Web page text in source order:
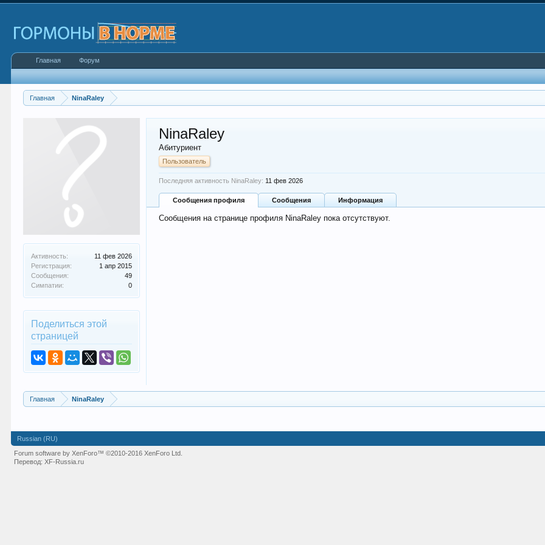
Главная NinaRaley
Активность:
11 фев 2026
Регистрация:
1 апр 2015
Сообщения:
49
Симпатии:
0
Поделиться этой
страницей
NinaRaley
Абитуриент
Пользователь
Последняя активность NinaRaley: 11 фев 2026
Сообщения профиля Сообщения Информация
Сообщения на странице профиля NinaRaley пока отсутствуют.
Главная NinaRaley
Главная Форум
Russian (RU)
Forum software by XenForo™©2010-2016 XenForo Ltd.
Перевод:XF-Russia.ru